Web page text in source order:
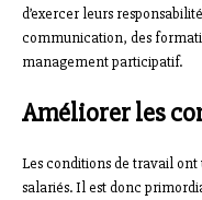
d’exercer leurs
communication, des
management participatif.
Améliorer les
Les conditions de travail
salariés. Il est donc